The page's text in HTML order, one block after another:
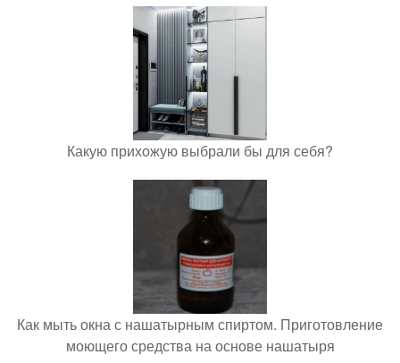
Какую прихожую выбрали бы для себя?
Как мыть окна с нашатырным спиртом. Приготовление
моющего средства на основе нашатыря